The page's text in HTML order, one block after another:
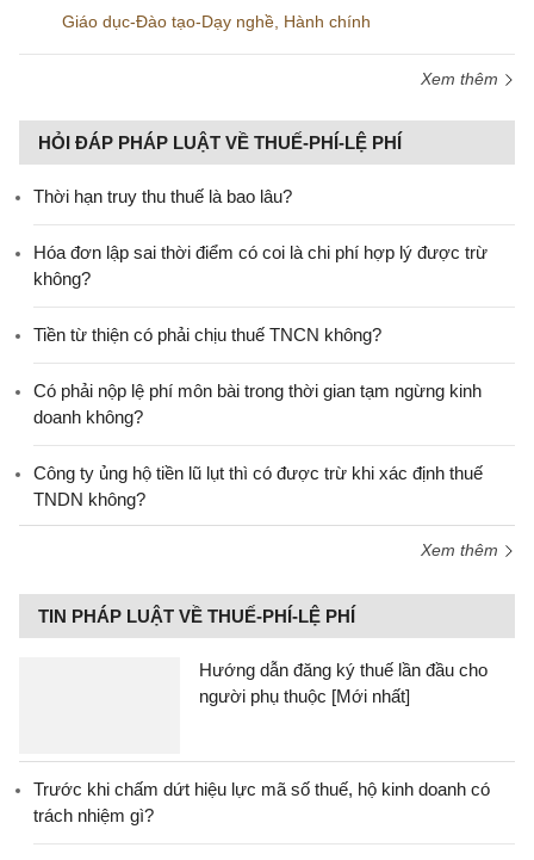
Giáo dục-Đào tạo-Dạy nghề Hành chính
Xem thêm
HỎI ĐÁP PHÁP LUẬT VỀ THUẾ-PHÍ-LỆ PHÍ
Thời hạn truy thu thuế là bao lâu?
Hóa đơn lập sai thời điểm có coi là chi phí hợp lý được trừ
không?
Tiền từ thiện có phải chịu thuế TNCN không?
Có phải nộp lệ phí môn bài trong thời gian tạm ngừng kinh
doanh không?
Công ty ủng hộ tiền lũ lụt thì có được trừ khi xác định thuế
TNDN không?
Xem thêm
TIN PHÁP LUẬT VỀ THUẾ-PHÍ-LỆ PHÍ
Hướng dẫn đăng ký thuế lần đầu cho
người phụ thuộc [Mới nhất]
Trước khi chấm dứt hiệu lực mã số thuế, hộ kinh doanh có
trách nhiệm gì?